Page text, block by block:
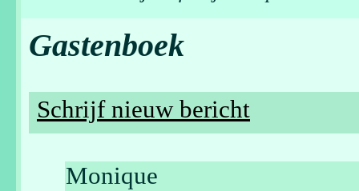
Gastenboek
Schrijf nieuw bericht
Monique